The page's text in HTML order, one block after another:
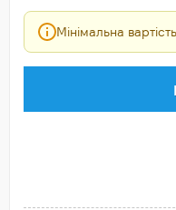
Мінімальна